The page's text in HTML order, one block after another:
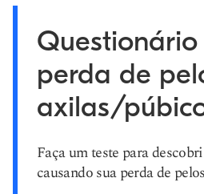
Questionário
perda de
axilas/
Faça um teste para
causando sua perda de